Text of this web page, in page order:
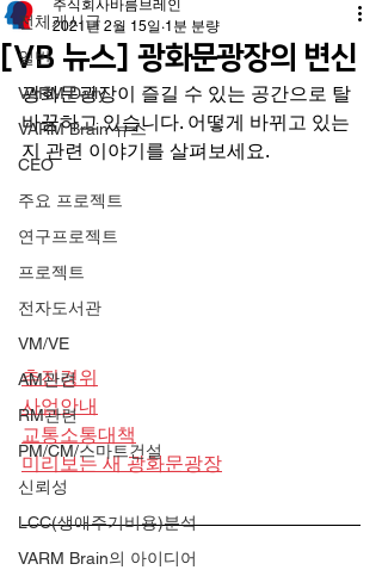
전체게시글
일반
VARM Daily
VARM Brain 뉴스
CEO
주요 프로젝트
연구프로젝트
프로젝트
전자도서관
VM/VE
AM관련
RM관련
PM/CM/스마트건설
신뢰성
LCC(생애주기비용)분석
VARM Brain의 아이디어
[VB 뉴스] 광화문광장의 변신
주식회사바름브레인
2021년 2월 15일 1분 분량
광화문광장이 즐길 수 있는 공간으로 탈
바꿈하고 있습니다. 어떻게 바뀌고 있는
지 관련 이야기를 살펴보세요.
추진경위
사업안내
교통소통대책
미리보는 새 광화문광장